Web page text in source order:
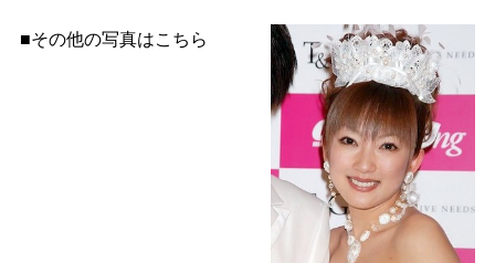
■その他の写真はこちら